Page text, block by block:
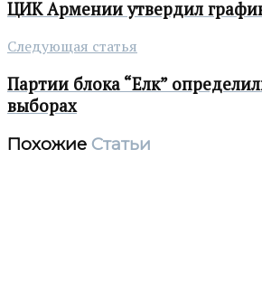
ЦИК Армении утвердил
Следующая статья
Партии блока “Елк”
выборах
Похожие Статьи